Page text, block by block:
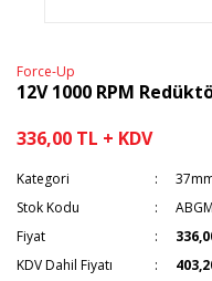
Force-Up
12V 1000 RPM
336,00 TL + KDV
Kategori
Stok Kodu
Fiyat
KDV Dahil Fiyatı